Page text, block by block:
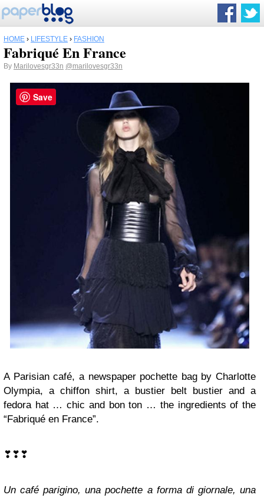
HOME › LIFESTYLE › FASHION
Fabriqué En France
By Marilovesgr33n @marilovesgr33n
A Parisian café, a newspaper pochette bag by Charlotte
Olympia, a chiffon shirt, a bustier belt bustier and a
fedora hat … chic and bon ton … the ingredients of the
“Fabriqué en France”.
❣❣❣
Un café parigino, una pochette a forma di giornale, una
Save